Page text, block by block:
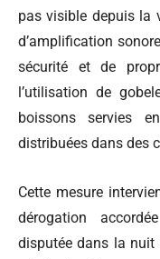
pas visible depuis la
d’amplification
sécurité et de
l’utilisation de
boissons servies
distribuées dans des
Cette mesure
dérogation
disputée dans la nuit